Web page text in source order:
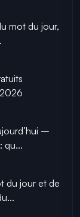
mot du jour,
–
qu...
du jour et de